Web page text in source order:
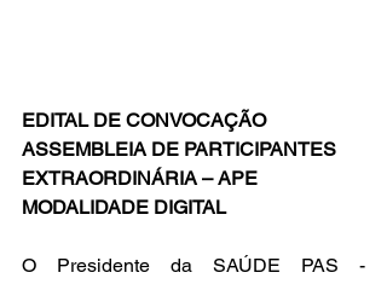
EDITAL DE CONVOCAÇÃO
ASSEMBLEIA DE PARTICIPANTES
EXTRAORDINÁRIA – APE
MODALIDADE DIGITAL
O Presidente da SAÚDE PAS -